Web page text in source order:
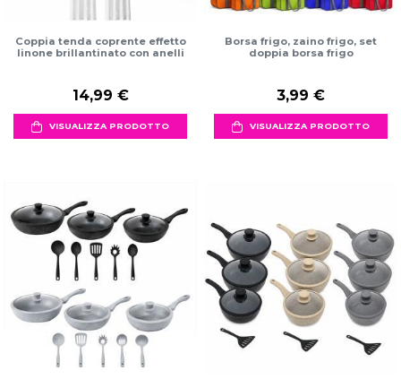
Coppia tenda coprente effetto
linone brillantinato con anelli
14,99 €
VISUALIZZA PRODOTTO
Borsa frigo, zaino frigo, set
doppia borsa frigo
3,99 €
VISUALIZZA PRODOTTO